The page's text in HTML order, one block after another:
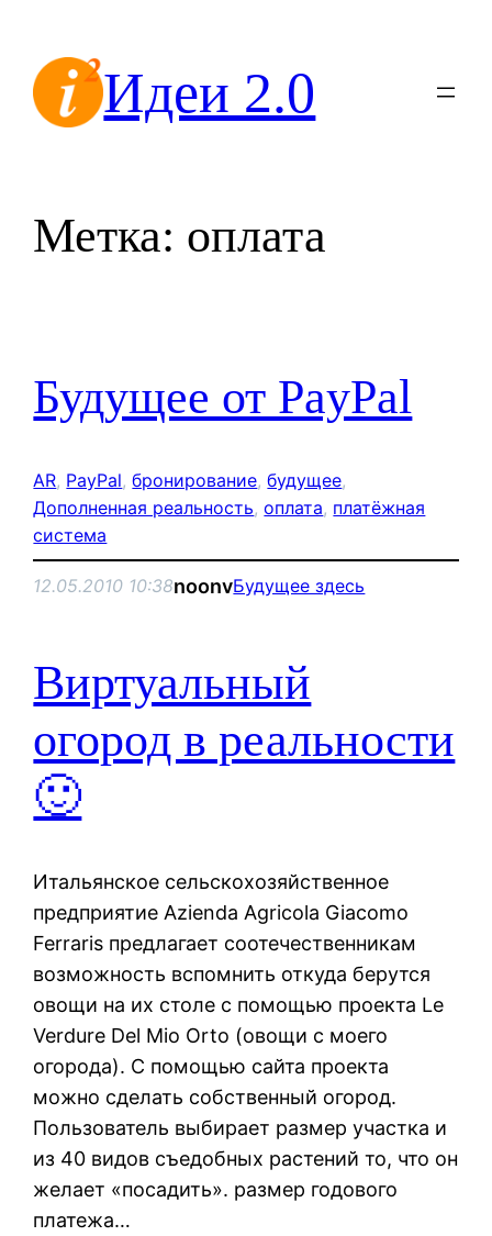
содержимомуИдеи 2.0
Метка: оплата
Будущее от PayPal
AR, PayPal, бронирование, будущее
Дополненная реальность, оплата, платёжная
система
12.05.2010 10:38noonvБудущее здесь
Виртуальный
огород в реальности
🙂
Итальянское сельскохозяйственное
предприятие Azienda Agricola Giacomo
Ferraris предлагает соотечественникам
возможность вспомнить откуда берутся
овощи на их столе с помощью проекта Le
Verdure Del Mio Orto (овощи с моего
огорода). С помощью сайта проекта
можно сделать собственный огород.
Пользователь выбирает размер участка и
из 40 видов съедобных растений то, что он
желает «посадить». размер годового
платежа…